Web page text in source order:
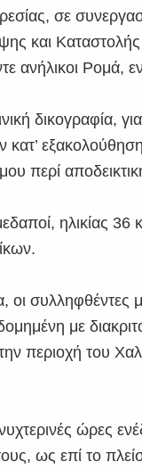
σε
και
ανήλικοι Ρομά,
δικογραφία,
κατ’
περί
ηλικίας 36
συλληφθέντες
με
περιοχή του
ώρες
ως επί το